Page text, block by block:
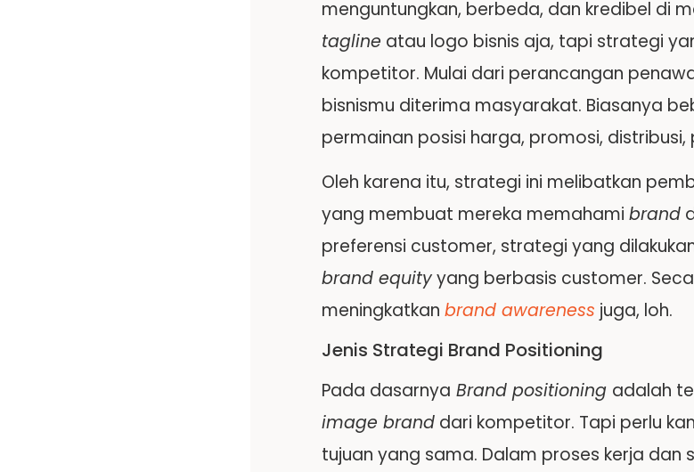
menguntungkan, berbeda, dan kredibel di
tagline atau logo bisnis aja, tapi strategi
kompetitor. Mulai dari perancangan
bisnismu diterima masyarakat. Biasanya
permainan posisi harga, promosi,
Oleh karena itu, strategi ini melibatkan
yang membuat mereka memahami brand
preferensi customer, strategi yang
brand equityyang berbasis customer.
meningkatkan brand awareness juga, loh.
Jenis Strategi Brand Positioning
Pada dasarnya Brand positioning adalah
image branddari kompetitor. Tapi perlu
tujuan yang sama. Dalam proses kerja